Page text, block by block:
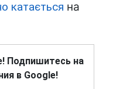
катається на
Подпишитесь на
в Google!